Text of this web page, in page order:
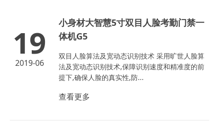
19
2019-06
小身材大智慧5寸双目人脸考勤门禁一
体机G5
双目人脸算法及宽动态识别技术 采用旷世人脸算
法及宽动态识别技术,保障识别速度和精准度的前
提下,确保人脸的真实性,防...
查看更多